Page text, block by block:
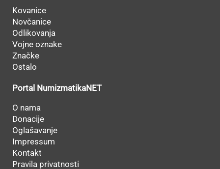
Kovanice
Novčanice
Odlikovanja
Vojne oznake
Značke
Ostalo
Portal NumizmatikaNET
O nama
Donacije
Oglašavanje
Impressum
Kontakt
Pravila privatnosti